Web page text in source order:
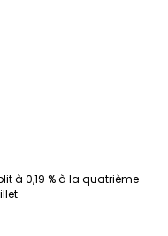
à 0,19 % à la quatrième